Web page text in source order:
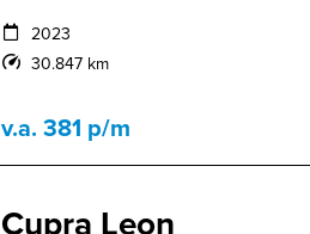
2023
30.847 km
v.a. 381 p/m
Cupra Leon